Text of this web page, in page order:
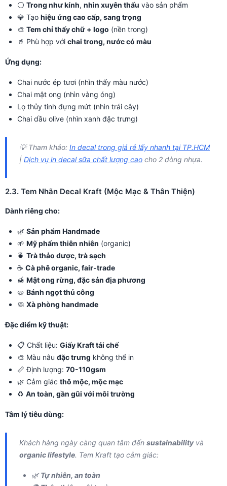
⚪ Trong như kính, nhìn xuyên thấu vào sản phẩm
💎 Tạo hiệu ứng cao cấp, sang trọng
🎨 Tem chỉ thấy chữ + logo (nền trong)
🥤 Phù hợp với chai trong, nước có màu
Ứng dụng:
Chai nước ép tươi (nhìn thấy màu nước)
Chai mật ong (nhìn vàng óng)
Lọ thủy tinh đựng mứt (nhìn trái cây)
Chai dầu olive (nhìn xanh đặc trưng)
💡 Tham khảo: In decal trong giá rẻ lấy nhanh tại TP.HCM
| Dịch vụ in decal sữa chất lượng cao cho 2 dòng nhựa.
2.3. Tem Nhãn Decal Kraft (Mộc Mạc & Thân Thiện)
Dành riêng cho:
🌿 Sản phẩm Handmade
🌱 Mỹ phẩm thiên nhiên (organic)
🍵 Trà thảo dược, trà sạch
☕ Cà phê organic, fair-trade
🍯 Mật ong rừng, đặc sản địa phương
🥨 Bánh ngọt thủ công
🧼 Xà phòng handmade
Đặc điểm kỹ thuật:
📋 Chất liệu: Giấy Kraft tái chế
🎨 Màu nâu đặc trưng không thể in
📏 Định lượng: 70-110gsm
🌿 Cảm giác thô mộc, mộc mạc
♻️ An toàn, gần gũi với môi trường
Tâm lý tiêu dùng:
Khách hàng ngày càng quan tâm đến sustainabilityvà
organic lifestyle. Tem Kraft tạo cảm giác:
🌿Tự nhiên, an toàn